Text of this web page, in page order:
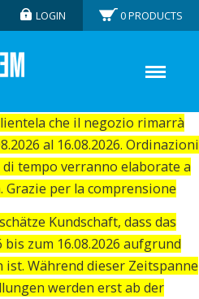
che il negozio rimarrà
al 16.08.2026. Ordinazioni
tempo verranno elaborate a
per la comprensione
Kundschaft, dass das
bis zum 16.08.2026 aufgrund
Während dieser Zeitspanne
werden erst ab der
LOGIN 0PRODUCTS